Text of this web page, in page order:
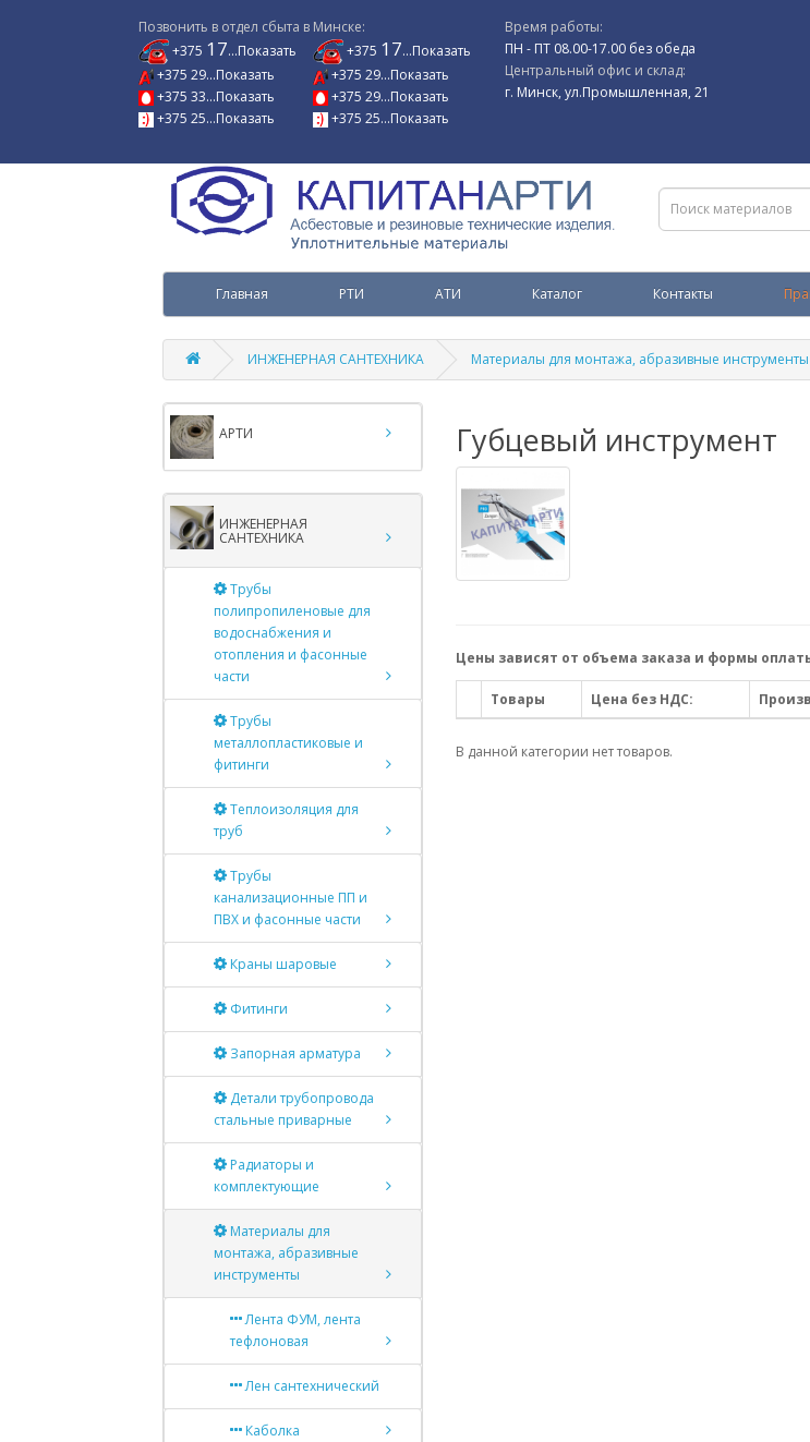
Позвонить в отдел сбыта в Минске:
+375 17...Показать
+375 29...Показать
+375 33...Показать
+375 25...Показать
+375 17...Показать
+375 29...Показать
+375 29...Показать
+375 25...Показать
Время работы:
ПН - ПТ 08.00-17.00 без обеда
Центральный офис и склад:
г. Минск, ул.Промышленная, 21
Главная РТИ АТИ Каталог Контакты
ИНЖЕНЕРНАЯ САНТЕХНИКА Материалы для монтажа, абразивные инструменты
АРТИ
ИНЖЕНЕРНАЯ
САНТЕХНИКА
Трубы
полипропиленовые для
водоснабжения и
отопления и фасонные
части
Трубы
металлопластиковые и
фитинги
Теплоизоляция для
труб
Трубы
канализационные ПП и
ПВХ и фасонные части
Краны шаровые
Фитинги
Запорная арматура
Детали трубопровода
стальные приварные
Радиаторы и
комплектующие
Материалы для
монтажа, абразивные
инструменты
Лента ФУМ, лента
тефлоновая
Лен сантехнический
Каболка
Губцевый инструмент
Цены зависят от объема заказа и формы
Товары Цена без НДС:
В данной категории нет товаров.